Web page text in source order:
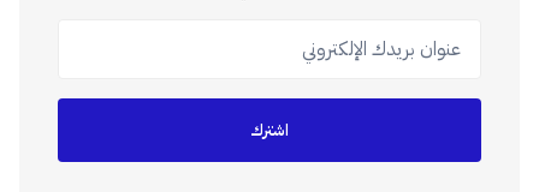
عنوان بريدك الإلكتروني
اشترك